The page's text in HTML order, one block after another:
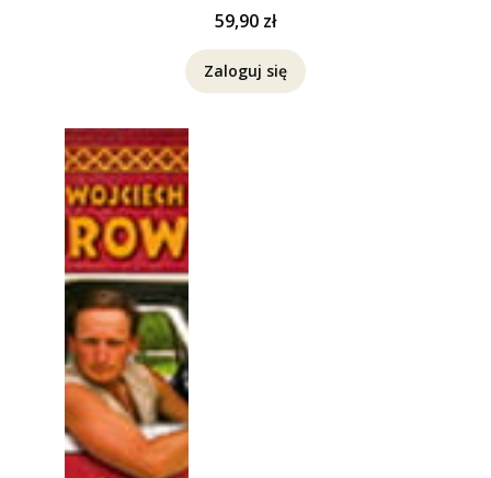
Cena
59,90 zł
Zaloguj się